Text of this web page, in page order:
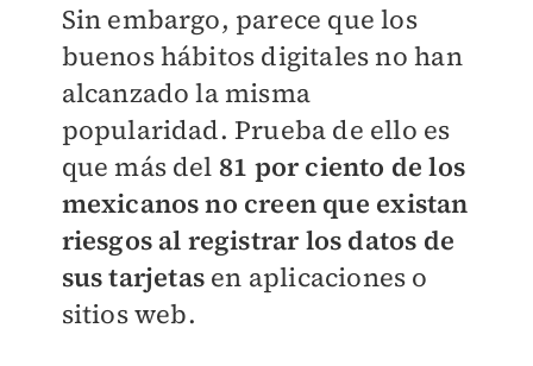
Sin embargo, parece que los
buenos hábitos digitales no han
alcanzado la misma
popularidad. Prueba de ello es
que más del 81 por ciento de los
mexicanos no creen que existan
riesgos al registrar los datos de
sus tarjetasen aplicaciones o
sitios web.